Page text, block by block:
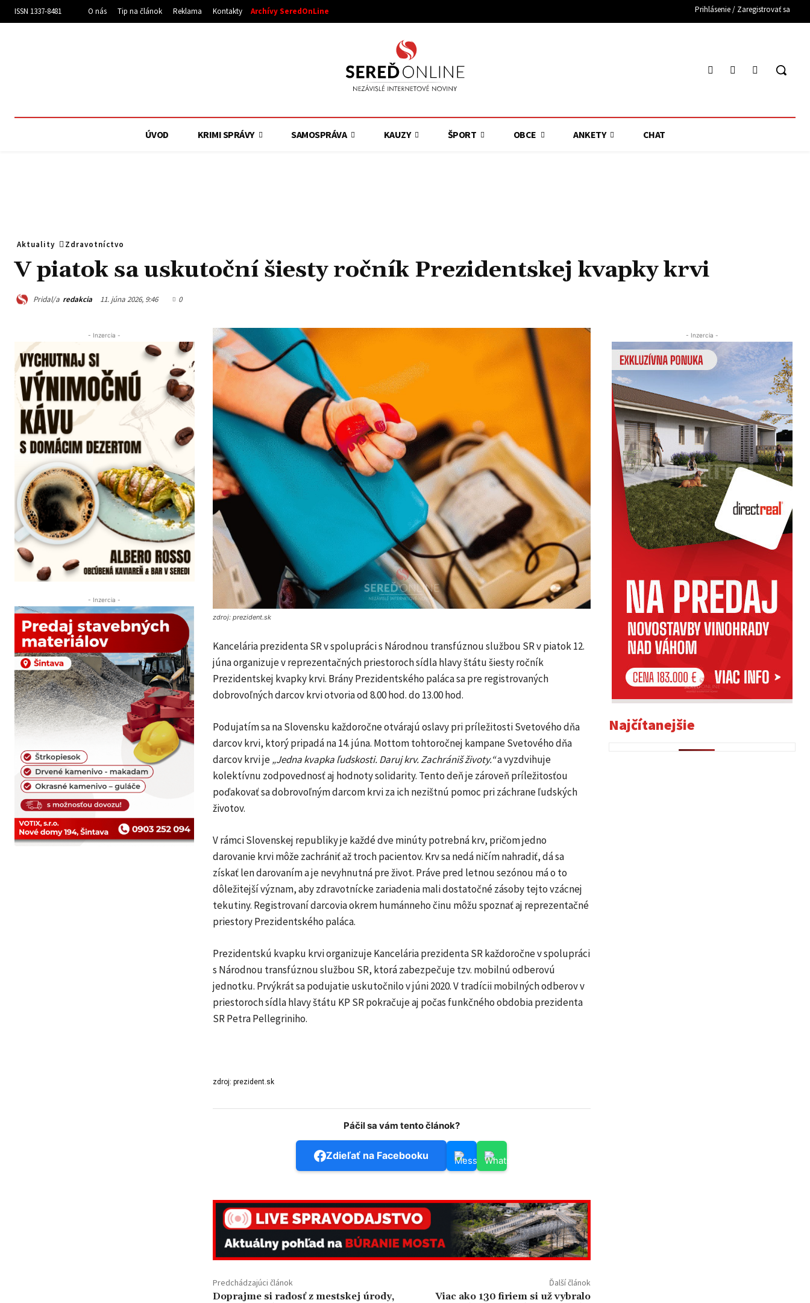
ISSN 1337-8481 O nás Tip na článok Reklama Kontakty Archívy SeredOnLine Prihlásenie / Zaregistrovať sa
ÚVOD KRIMI SPRÁVY SAMOSPRÁVA KAUZY ŠPORT OBCE ANKETY CHAT
Aktuality Zdravotníctvo
V piatok sa uskutoční šiesty ročník Prezidentskej kvapky krvi
Pridal/a redakcia 11. júna 2026, 9:46 0
- Inzercia -
- Inzercia -
zdroj: prezident.sk
Kancelária prezidenta SR v spolupráci s Národnou transfúznou službou SR v piatok 12.
júna organizuje v reprezentačných priestoroch sídla hlavy štátu šiesty ročník
Prezidentskej kvapky krvi. Brány Prezidentského paláca sa pre registrovaných
dobrovoľných darcov krvi otvoria od 8.00 hod. do 13.00 hod.
Podujatím sa na Slovensku každoročne otvárajú oslavy pri príležitosti Svetového dňa
darcov krvi, ktorý pripadá na 14. júna. Mottom tohtoročnej kampane Svetového dňa
darcov krvi je„Jedna kvapka ľudskosti. Daruj krv. Zachrániš životy.“a vyzdvihuje
kolektívnu zodpovednosť aj hodnoty solidarity. Tento deň je zároveň príležitosťou
poďakovať sa dobrovoľným darcom krvi za ich nezištnú pomoc pri záchrane ľudských
životov.
V rámci Slovenskej republiky je každé dve minúty potrebná krv, pričom jedno
darovanie krvi môže zachrániť až troch pacientov. Krv sa nedá ničím nahradiť, dá sa
získať len darovaním a je nevyhnutná pre život. Práve pred letnou sezónou má o to
dôležitejší význam, aby zdravotnícke zariadenia mali dostatočné zásoby tejto vzácnej
tekutiny. Registrovaní darcovia okrem humánneho činu môžu spoznať aj reprezentačné
priestory Prezidentského paláca.
Prezidentskú kvapku krvi organizuje Kancelária prezidenta SR každoročne v spolupráci
s Národnou transfúznou službou SR, ktorá zabezpečuje tzv. mobilnú odberovú
jednotku. Prvýkrát sa podujatie uskutočnilo v júni 2020. V tradícii mobilných odberov v
priestoroch sídla hlavy štátu KP SR pokračuje aj počas funkčného obdobia prezidenta
SR Petra Pellegriniho.
zdroj: prezident.sk
Páčil sa vám tento článok?
Zdieľať na Facebooku
Predchádzajúci článok
Doprajme si radosť z mestskej úrody,
Ďalší článok
Viac ako 130 firiem si už vybralo
- Inzercia -
Najčítanejšie